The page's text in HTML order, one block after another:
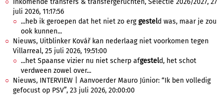
Inkomende transfers & transfergeruchten, Selectie 2026/2027, 27
juli 2026, 11:17:56
...heb ik geroepen dat het niet zo erggesteld was, maar je zou
ook kunnen...
Nieuws, Uitblinker Kovář kan nederlaag niet voorkomen tegen
Villarreal, 25 juli 2026, 19:51:00
...het Spaanse vizier nu niet scherp afgesteld, het schot
verdween zowel over...
Nieuws, INTERVIEW | Aanvoerder Mauro Júnior: “Ik ben volledig
gefocust op PSV”, 23 juli 2026, 20:00:00